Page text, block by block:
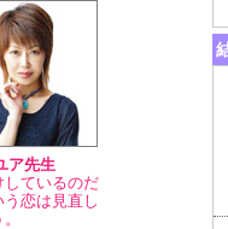
ア先生
しているのだ
う恋は見直し